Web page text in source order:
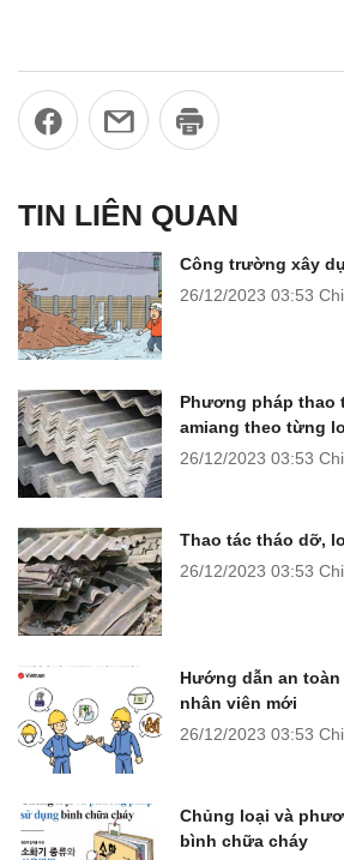
TIN LIÊN QUAN
Công trường xây
26/12/2023 03:53
Phương pháp thao
amiang theo từng
26/12/2023 03:53
Thao tác tháo dỡ,
26/12/2023 03:53
Hướng dẫn an
nhân viên mới
26/12/2023 03:53
Chủng loại và
bình chữa cháy